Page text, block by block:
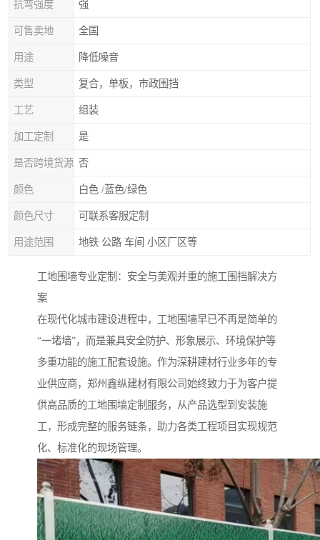
抗弯强度 强
可售卖地 全国
用途 降低噪音
类型 复合，单板，市政围挡
工艺 组装
加工定制 是
是否跨境货源 否
颜色 白色 /蓝色/绿色
颜色尺寸 可联系客服定制
用途范围 地铁 公路 车间 小区厂区等
工地围墙专业定制：安全与美观并重的施工围挡解决方
案
在现代化城市建设进程中，工地围墙早已不再是简单的
“一堵墙”，而是兼具安全防护、形象展示、环境保护等
多重功能的施工配套设施。作为深耕建材行业多年的专
业供应商，郑州鑫纵建材有限公司始终致力于为客户提
供高品质的工地围墙定制服务，从产品选型到安装施
工，形成完整的服务链条，助力各类工程项目实现规范
化、标准化的现场管理。